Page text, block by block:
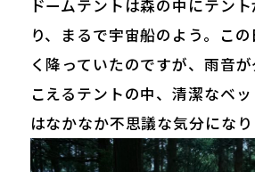
ドームテントは森の中にテン
り、まるで宇宙船のよう。こ
く降っていたのですが、雨音
こえるテントの中、清潔なベ
はなかなか不思議な気分になり